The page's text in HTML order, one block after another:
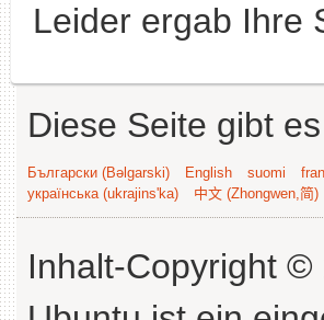
Leider ergab Ihre
Diese Seite gibt
Български (Bəlgarski) English suomi
українська (ukrajins'ka)
中文 (Zhongwen,简)
Inhalt-Copyright ©